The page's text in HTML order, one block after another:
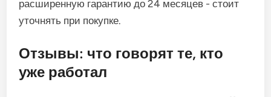
расширенную гарантию до 24 месяцев - стоит
уточнять при покупке.
Отзывы: что говорят те, кто
уже работал